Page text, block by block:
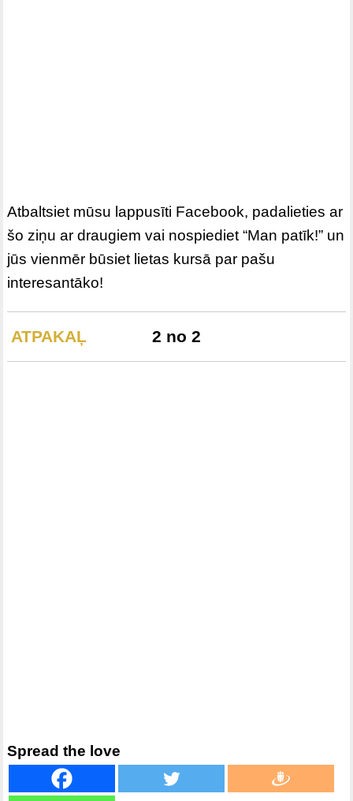
Atbaltsiet mūsu lappusīti Facebook, padalieties ar
šo ziņu ar draugiem vai nospiediet “Man patīk!” un
jūs vienmēr būsiet lietas kursā par pašu
interesantāko!
ATPAKAĻ 2 no 2
Spread the love